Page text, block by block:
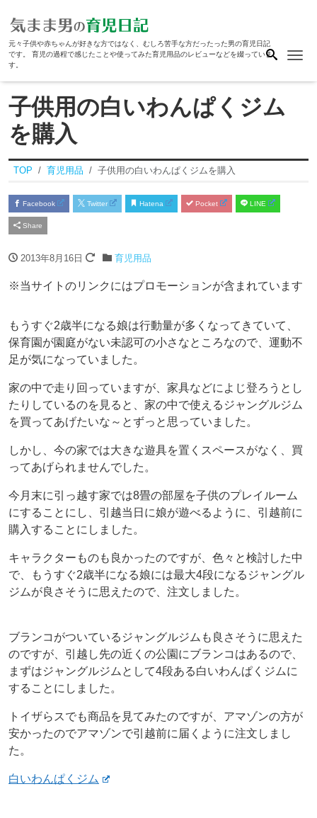
元々子供や赤ちゃんが好きな方ではなく、むしろ苦手な方だったった男の育児日記
です。 育児の過程で感じたことや使ってみた育児用品のレビューなどを綴っていま
す。
子供用の白いわんぱくジム
を購入
TOP 育児用品 子供用の白いわんぱくジムを購入
Facebook Twitter Hatena Pocket LINE
Share
2013年8月16日 育児用品
※当サイトのリンクにはプロモーションが含まれています
もうすぐ2歳半になる娘は行動量が多くなってきていて、
保育園が園庭がない未認可の小さなところなので、運動不
足が気になっていました。
家の中で走り回っていますが、家具などによじ登ろうとし
たりしているのを見ると、家の中で使えるジャングルジム
を買ってあげたいな～とずっと思っていました。
しかし、今の家では大きな遊具を置くスペースがなく、買
ってあげられませんでした。
今月末に引っ越す家では8畳の部屋を子供のプレイルーム
にすることにし、引越当日に娘が遊べるように、引越前に
購入することにしました。
キャラクターものも良かったのですが、色々と検討した中
で、もうすぐ2歳半になる娘には最大4段になるジャングル
ジムが良さそうに思えたので、注文しました。
ブランコがついているジャングルジムも良さそうに思えた
のですが、引越し先の近くの公園にブランコはあるので、
まずはジャングルジムとして4段ある白いわんぱくジムに
することにしました。
トイザらスでも商品を見てみたのですが、アマゾンの方が
安かったのでアマゾンで引越前に届くように注文しまし
た。
白いわんぱくジム